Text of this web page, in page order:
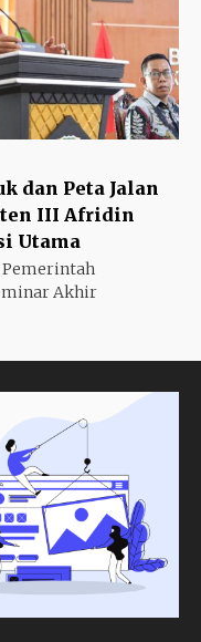
dan Peta Jalan
III Afridin
Utama
Pemerintah
Akhir